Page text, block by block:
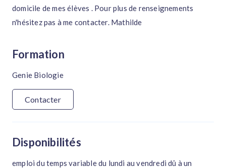
domicile de mes élèves . Pour plus de renseignements
n'hésitez pas à me contacter. Mathilde
Formation
Genie Biologie
Contacter
Disponibilités
emploi du temps variable du lundi au vendredi dû à un